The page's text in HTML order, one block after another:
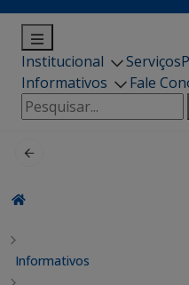
Institucional Serviços
Informativos
Fale
Pesquisar
por:
Informativos